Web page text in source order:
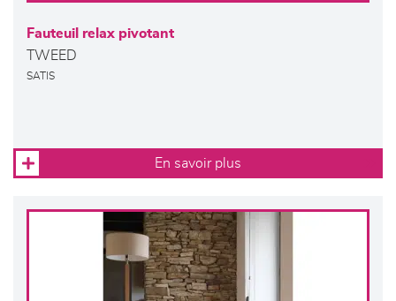
Fauteuil relax pivotant
TWEED
SATIS
En savoir plus